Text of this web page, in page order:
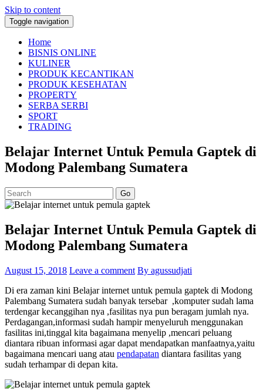
Skip to content
Toggle navigation
Home
BISNIS ONLINE
KULINER
PRODUK KECANTIKAN
PRODUK KESEHATAN
PROPERTY
SERBA SERBI
SPORT
TRADING
Belajar Internet Untuk Pemula Gaptek di
Modong Palembang Sumatera
Go
Belajar Internet Untuk Pemula Gaptek di
Modong Palembang Sumatera
August 15, 2018 Leave a comment By agussudjati
Di era zaman kini Belajar internet untuk pemula gaptek di Modong
Palembang Sumatera sudah banyak tersebar ,komputer sudah lama
terdengar kecanggihan nya ,fasilitas nya pun beragam jumlah nya.
Perdagangan,informasi sudah hampir menyeluruh menggunakan
fasilitas ini,tinggal kita bagaimana menyelip ,mencari peluang
diantara ribuan informasi agar dapat mendapatkan manfaatnya,yaitu
bagaimana mencari uang atau pendapatan diantara fasilitas yang
sudah terhampar di depan kita.